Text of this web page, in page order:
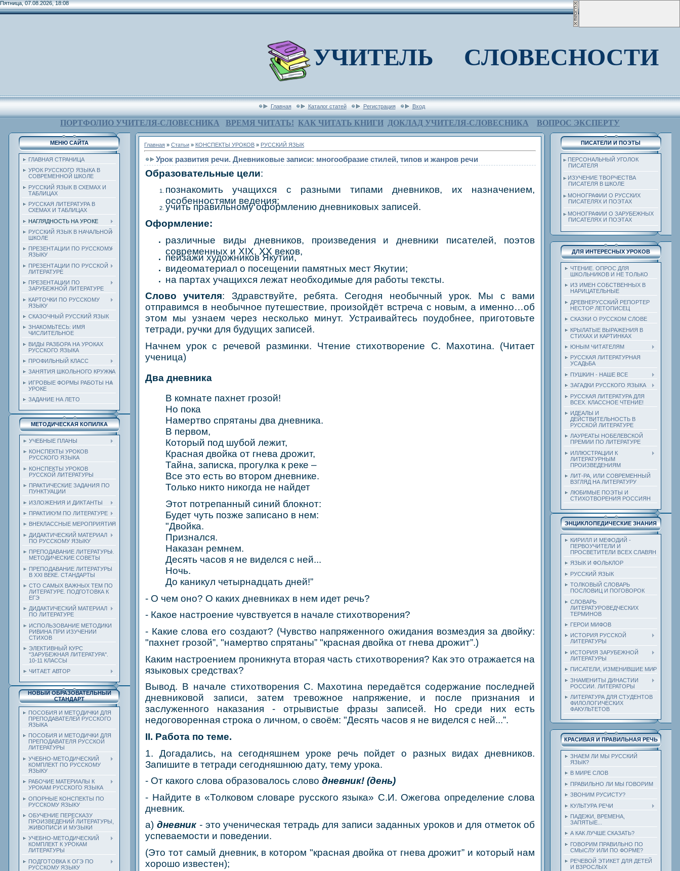
Пятница, 07.08.2026, 18:08
УЧИТЕЛЬ СЛОВЕСНОСТИ
Главная Каталог статей Регистрация Вход
ПОРТФОЛИО УЧИТЕЛЯ-СЛОВЕСНИКА ВРЕМЯ ЧИТАТЬ! КАК ЧИТАТЬ КНИГИ ДОКЛАД УЧИТЕЛЯ-СЛОВЕСНИКА ВОПРОС ЭКСПЕРТУ
МЕНЮ САЙТА
ГЛАВНАЯ СТРАНИЦА
УРОК РУССКОГО ЯЗЫКА В
СОВРЕМЕННОЙ ШКОЛЕ
РУССКИЙ ЯЗЫК В СХЕМАХ И
ТАБЛИЦАХ
РУССКАЯ ЛИТЕРАТУРА В
СХЕМАХ И ТАБЛИЦАХ
НАГЛЯДНОСТЬ НА УРОКЕ
РУССКИЙ ЯЗЫК В НАЧАЛЬНОЙ
ШКОЛЕ
ПРЕЗЕНТАЦИИ ПО РУССКОМУ
ЯЗЫКУ
ПРЕЗЕНТАЦИИ ПО РУССКОЙ
ЛИТЕРАТУРЕ
ПРЕЗЕНТАЦИИ ПО
ЗАРУБЕЖНОЙ ЛИТЕРАТУРЕ
КАРТОЧКИ ПО РУССКОМУ
ЯЗЫКУ
СКАЗОЧНЫЙ РУССКИЙ ЯЗЫК
ЗНАКОМЬТЕСЬ: ИМЯ
ЧИСЛИТЕЛЬНОЕ
ВИДЫ РАЗБОРА НА УРОКАХ
РУССКОГО ЯЗЫКА
ПРОФИЛЬНЫЙ КЛАСС
ЗАНЯТИЯ ШКОЛЬНОГО КРУЖКА
ИГРОВЫЕ ФОРМЫ РАБОТЫ НА
УРОКЕ
ЗАДАНИЕ НА ЛЕТО
МЕТОДИЧЕСКАЯ КОПИЛКА
УЧЕБНЫЕ ПЛАНЫ
КОНСПЕКТЫ УРОКОВ
РУССКОГО ЯЗЫКА
КОНСПЕКТЫ УРОКОВ
РУССКОЙ ЛИТЕРАТУРЫ
ПРАКТИЧЕСКИЕ ЗАДАНИЯ ПО
ПУНКТУАЦИИ
ИЗЛОЖЕНИЯ И ДИКТАНТЫ
ПРАКТИКУМ ПО ЛИТЕРАТУРЕ
ВНЕКЛАССНЫЕ МЕРОПРИЯТИЯ
ДИДАКТИЧЕСКИЙ МАТЕРИАЛ
ПО РУССКОМУ ЯЗЫКУ
ПРЕПОДАВАНИЕ ЛИТЕРАТУРЫ.
МЕТОДИЧЕСКИЕ СОВЕТЫ
ПРЕПОДАВАНИЕ ЛИТЕРАТУРЫ
В XXI ВЕКЕ. СТАНДАРТЫ
СТО САМЫХ ВАЖНЫХ ТЕМ ПО
ЛИТЕРАТУРЕ. ПОДГОТОВКА К
ЕГЭ
ДИДАКТИЧЕСКИЙ МАТЕРИАЛ
ПО ЛИТЕРАТУРЕ
ИСПОЛЬЗОВАНИЕ МЕТОДИКИ
РИВИНА ПРИ ИЗУЧЕНИИ
СТИХОВ
ЭЛЕКТИВНЫЙ КУРС
"ЗАРУБЕЖНАЯ ЛИТЕРАТУРА".
10-11 КЛАССЫ
ЧИТАЕТ АВТОР
НОВЫЙ ОБРАЗОВАТЕЛЬНЫЙ
СТАНДАРТ
ПОСОБИЯ И МЕТОДИЧКИ ДЛЯ
ПРЕПОДАВАТЕЛЕЙ РУССКОГО
ЯЗЫКА
ПОСОБИЯ И МЕТОДИЧКИ ДЛЯ
ПРЕПОДАВАТЕЛЯ РУССКОЙ
ЛИТЕРАТУРЫ
УЧЕБНО-МЕТОДИЧЕСКИЙ
КОМПЛЕКТ ПО РУССКОМУ
ЯЗЫКУ
РАБОЧИЕ МАТЕРИАЛЫ К
УРОКАМ РУССКОГО ЯЗЫКА
ОПОРНЫЕ КОНСПЕКТЫ ПО
РУССКОМУ ЯЗЫКУ
ОБУЧЕНИЕ ПЕРЕСКАЗУ
ПРОИЗВЕДЕНИЙ ЛИТЕРАТУРЫ,
ЖИВОПИСИ И МУЗЫКИ
УЧЕБНО-МЕТОДИЧЕСКИЙ
КОМПЛЕКТ К УРОКАМ
ЛИТЕРАТУРЫ
ПОДГОТОВКА К ОГЭ ПО
РУССКОМУ ЯЗЫКУ
Главная » Статьи » КОНСПЕКТЫ УРОКОВ » РУССКИЙ ЯЗЫК
Урок развития речи. Дневниковые записи: многообразие стилей, типов и жанров речи
Образовательные цели:
познакомить учащихся с разными типами дневников, их назначением,
особенностями ведения;
учить правильному оформлению дневниковых записей.
Оформление:
различные виды дневников, произведения и дневники писателей, поэтов
современных и XIX, XX веков,
пейзажи художников Якутии,
видеоматериал о посещении памятных мест Якутии;
на партах учащихся лежат необходимые для работы тексты.
Слово учителя: Здравствуйте, ребята. Сегодня необычный урок. Мы с вами
отправимся в необычное путешествие, произойдёт встреча с новым, а именно…об
этом мы узнаем через несколько минут. Устраивайтесь поудобнее, приготовьте
тетради, ручки для будущих записей.
Начнем урок с речевой разминки. Чтение стихотворение С. Махотина. (Читает
ученица)
Два дневника
В комнате пахнет грозой!
Но пока
Намертво спрятаны два дневника.
В первом,
Который под шубой лежит,
Красная двойка от гнева дрожит,
Тайна, записка, прогулка к реке –
Все это есть во втором дневнике.
Только никто никогда не найдет
Этот потрепанный синий блокнот:
Будет чуть позже записано в нем:
"Двойка.
Признался.
Наказан ремнем.
Десять часов я не виделся с ней...
Ночь.
До каникул четырнадцать дней!”
- О чем оно? О каких дневниках в нем идет речь?
- Какое настроение чувствуется в начале стихотворения?
- Какие слова его создают? (Чувство напряженного ожидания возмездия за двойку:
"пахнет грозой”, "намертво спрятаны” "красная двойка от гнева дрожит”.)
Каким настроением проникнута вторая часть стихотворения? Как это отражается на
языковых средствах?
Вывод. В начале стихотворения С. Махотина передаётся содержание последней
дневниковой записи, затем тревожное напряжение, и после признания и
заслуженного наказания - отрывистые фразы записей. Но среди них есть
недоговоренная строка о личном, о своём: "Десять часов я не виделся с ней...”.
II. Работа по теме.
1. Догадались, на сегодняшнем уроке речь пойдет о разных видах дневников.
Запишите в тетради сегодняшнюю дату, тему урока.
- От какого слова образовалось слово дневник! (день)
- Найдите в «Толковом словаре русского языка» С.И. Ожегова определение слова
дневник.
а) дневник- это ученическая тетрадь для записи заданных уроков и для отметок об
успеваемости и поведении.
(Это тот самый дневник, в котором "красная двойка от гнева дрожит” и который нам
хорошо известен);
ПИСАТЕЛИ И ПОЭТЫ
ПЕРСОНАЛЬНЫЙ УГОЛОК
ПИСАТЕЛЯ
ИЗУЧЕНИЕ ТВОРЧЕСТВА
ПИСАТЕЛЯ В ШКОЛЕ
МОНОГРАФИИ О РУССКИХ
ПИСАТЕЛЯХ И ПОЭТАХ
МОНОГРАФИИ О ЗАРУБЕЖНЫХ
ПИСАТЕЛЯХ И ПОЭТАХ
ДЛЯ ИНТЕРЕСНЫХ УРОКОВ
ЧТЕНИЕ. ОПРОС ДЛЯ
ШКОЛЬНИКОВ И НЕ ТОЛЬКО
ИЗ ИМЕН СОБСТВЕННЫХ В
НАРИЦАТЕЛЬНЫЕ
ДРЕВНЕРУССКИЙ РЕПОРТЕР
НЕСТОР ЛЕТОПИСЕЦ
СКАЗКИ О РУССКОМ СЛОВЕ
КРЫЛАТЫЕ ВЫРАЖЕНИЯ В
СТИХАХ И КАРТИНКАХ
ЮНЫМ ЧИТАТЕЛЯМ
РУССКАЯ ЛИТЕРАТУРНАЯ
УСАДЬБА
ПУШКИН - НАШЕ ВСЕ
ЗАГАДКИ РУССКОГО ЯЗЫКА
РУССКАЯ ЛИТЕРАТУРА ДЛЯ
ВСЕХ. КЛАССНОЕ ЧТЕНИЕ!
ИДЕАЛЫ И
ДЕЙСТВИТЕЛЬНОСТЬ В
РУССКОЙ ЛИТЕРАТУРЕ
ЛАУРЕАТЫ НОБЕЛЕВСКОЙ
ПРЕМИИ ПО ЛИТЕРАТУРЕ
ИЛЛЮСТРАЦИИ К
ЛИТЕРАТУРНЫМ
ПРОИЗВЕДЕНИЯМ
ЛИТ-РА, ИЛИ СОВРЕМЕННЫЙ
ВЗГЛЯД НА ЛИТЕРАТУРУ
ЛЮБИМЫЕ ПОЭТЫ И
СТИХОТВОРЕНИЯ РОССИЯН
ЭНЦИКЛОПЕДИЧЕСКИЕ ЗНАНИЯ
КИРИЛЛ И МЕФОДИЙ -
ПЕРВОУЧИТЕЛИ И
ПРОСВЕТИТЕЛИ ВСЕХ СЛАВЯН
ЯЗЫК И ФОЛЬКЛОР
РУССКИЙ ЯЗЫК
ТОЛКОВЫЙ СЛОВАРЬ
ПОСЛОВИЦ И ПОГОВОРОК
СЛОВАРЬ
ЛИТЕРАТУРОВЕДЧЕСКИХ
ТЕРМИНОВ
ГЕРОИ МИФОВ
ИСТОРИЯ РУССКОЙ
ЛИТЕРАТУРЫ
ИСТОРИЯ ЗАРУБЕЖНОЙ
ЛИТЕРАТУРЫ
ПИСАТЕЛИ, ИЗМЕНИВШИЕ МИР
ЗНАМЕНИТЫ ДИНАСТИИ
РОССИИ. ЛИТЕРАТОРЫ
ЛИТЕРАТУРА ДЛЯ СТУДЕНТОВ
ФИЛОЛОГИЧЕСКИХ
ФАКУЛЬТЕТОВ
КРАСИВАЯ И ПРАВИЛЬНАЯ РЕЧЬ
ЗНАЕМ ЛИ МЫ РУССКИЙ
ЯЗЫК?
В МИРЕ СЛОВ
ПРАВИЛЬНО ЛИ МЫ ГОВОРИМ
ЗВОНИМ РУСИСТУ?
КУЛЬТУРА РЕЧИ
ПАДЕЖИ, ВРЕМЕНА,
ЗАПЯТЫЕ...
А КАК ЛУЧШЕ СКАЗАТЬ?
ГОВОРИМ ПРАВИЛЬНО ПО
СМЫСЛУ ИЛИ ПО ФОРМЕ?
РЕЧЕВОЙ ЭТИКЕТ ДЛЯ ДЕТЕЙ
И ВЗРОСЛЫХ